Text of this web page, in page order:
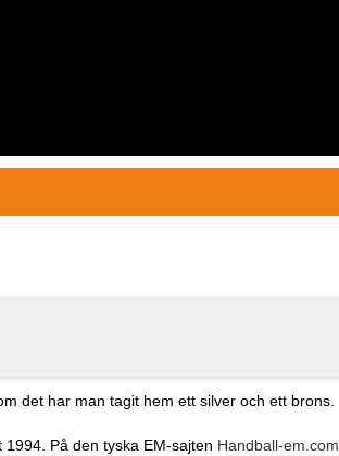
det har man tagit hem ett silver och ett brons.
På den tyska EM-sajten Handball-em.com